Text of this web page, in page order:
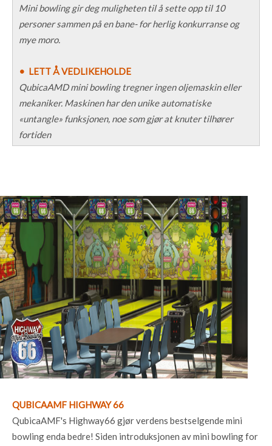
Mini bowling gir deg muligheten til å sette opp til 10
personer sammen på en bane- for herlig konkurranse og
mye moro.
• LETT Å VEDLIKEHOLDE
QubicaAMD mini bowling tregner ingen oljemaskin eller
mekaniker. Maskinen har den unike automatiske
«untangle» funksjonen, noe som gjør at knuter tilhører
fortiden
QUBICAAMF HIGHWAY 66
QubicaAMF's Highway66 gjør verdens bestselgende mini
bowling enda bedre! Siden introduksjonen av mini bowling for